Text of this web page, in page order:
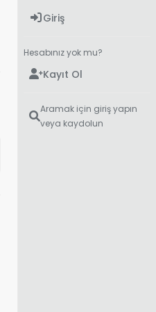
Giriş
Hesabınız yok mu?
Kayıt Ol
Aramak için giriş yapın
veya kaydolun